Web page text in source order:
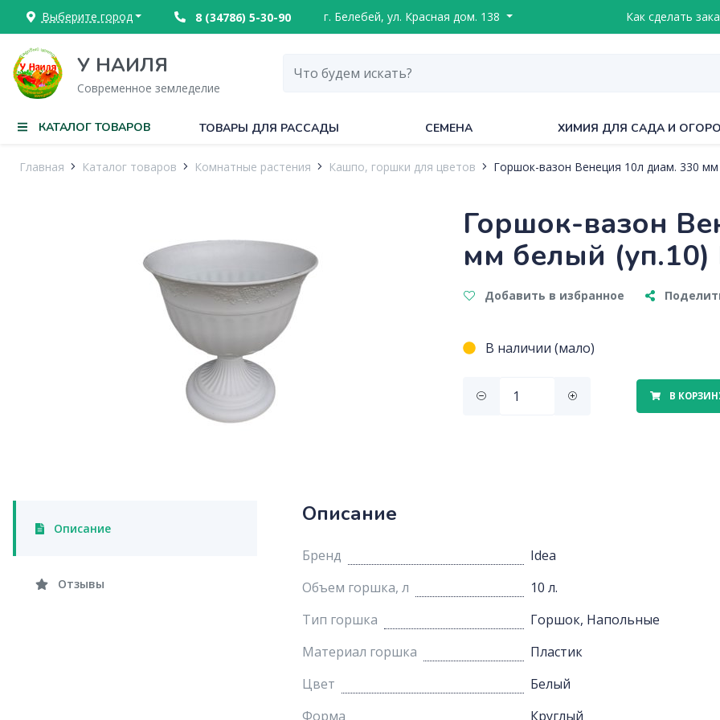
Выберите город 8 (34786) 5-30-90 г. Белебей, ул. Красная дом. 138 Как сделать
У НАИЛЯ
Современное земледелие
КАТАЛОГ ТОВАРОВ ТОВАРЫ ДЛЯ РАССАДЫ СЕМЕНА ХИМИЯ ДЛЯ САДА И
Главная Каталог товаров Комнатные растения Кашпо, горшки для цветов Горшок-вазон Венеция 10л диам. 330
Горшок-вазон
мм белый
Добавить в избранное
В наличии (мало)
В
Описание
Отзывы
Описание
Бренд
Idea
Объем горшка, л
10 л.
Тип горшка
Горшок, Напольные
Материал горшка
Пластик
Цвет
Белый
Форма
Круглый